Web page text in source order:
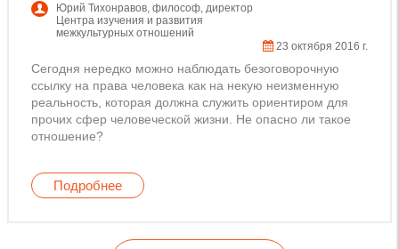
Юрий Тихонравов философ, директор
Центра изучения и развития
межкультурных отношений
23 октября 2016 г.
Сегодня нередко можно наблюдать безоговорочную
ссылку на права человека как на некую неизменную
реальность, которая должна служить ориентиром для
прочих сфер человеческой жизни. Не опасно ли такое
отношение?
Подробнее